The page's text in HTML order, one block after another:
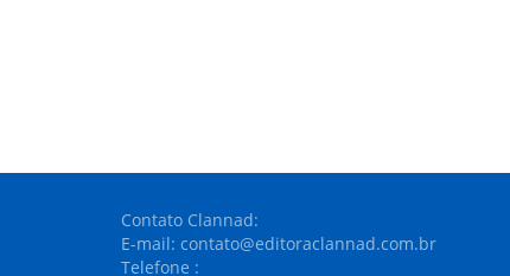
Contato Clannad:
E-mail: contato@editoraclannad.com.br
Telefone :